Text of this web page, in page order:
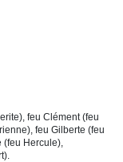
feu Clément (feu
feu Gilberte (feu
(feu Hercule),